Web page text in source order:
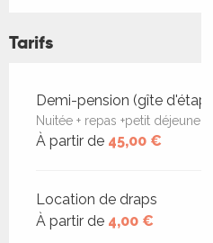
Tarifs
Tarifs 2026
Demi-pension (gîte d'étape)
Nuitée + repas +petit déjeuner
À partir de 45,00 €
Location de draps
À partir de 4,00 €